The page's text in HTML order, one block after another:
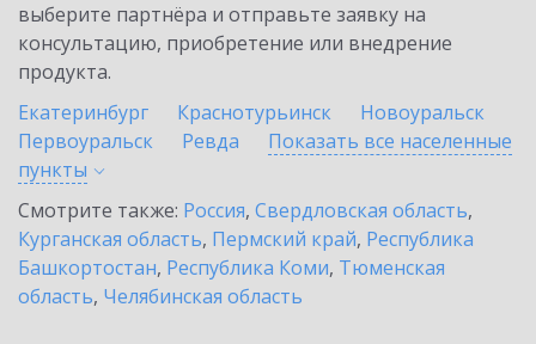
выберите партнёра и отправьте заявку на
консультацию, приобретение или внедрение
продукта.
Екатеринбург
Краснотурьинск
Новоуральск
Первоуральск
Ревда
Показать все населенные
пункты
Смотрите также: Россия, Свердловская область,
Курганская область, Пермский край, Республика
Башкортостан, Республика Коми, Тюменская
область, Челябинская область